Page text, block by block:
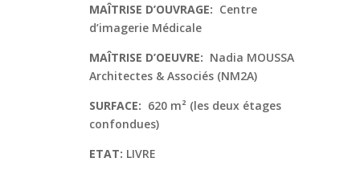
MAÎTRISE D’OUVRAGE: Centre
d’imagerie Médicale
MAÎTRISE D’OEUVRE: Nadia MOUSSA
Architectes & Associés (NM2A)
SURFACE: 620 m² (les deux étages
confondues)
ETAT: LIVRE